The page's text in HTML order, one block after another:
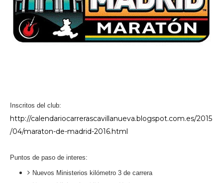
Inscritos del club:
http://calendariocarrerascavillanueva.blogspot.com.es/2015
/04/maraton-de-madrid-2016.html
Puntos de paso de interes:
Nuevos Ministerios kilómetro 3 de carrera